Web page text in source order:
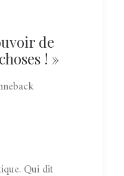
de
! »
Qui dit